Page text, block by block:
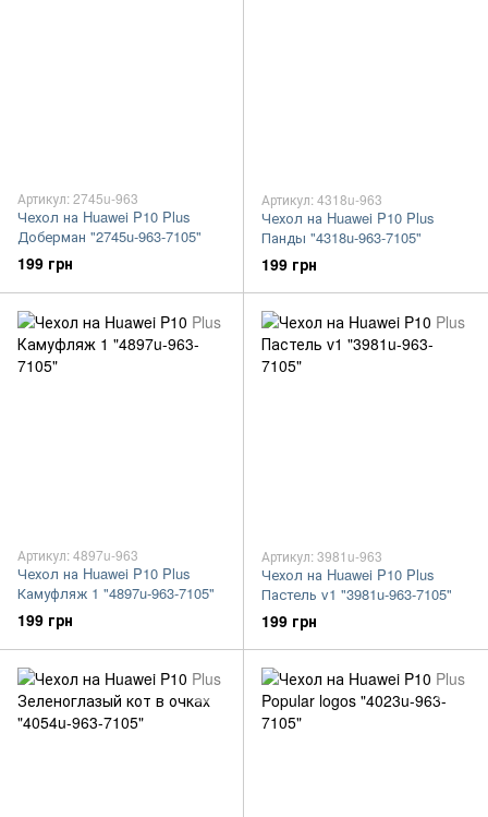
Артикул: 2745u-963
Чехол на Huawei P10 Plus
Доберман "2745u-963-7105"
199 грн
Артикул: 4318u-963
Чехол на Huawei P10 Plus
Панды "4318u-963-7105"
199 грн
Артикул: 4897u-963
Чехол на Huawei P10 Plus
Камуфляж 1 "4897u-963-7105"
199 грн
Артикул: 3981u-963
Чехол на Huawei P10 Plus
Пастель v1 "3981u-963-7105"
199 грн